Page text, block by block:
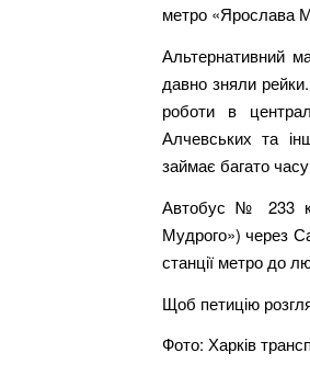
метро «Ярослава
Альтернативний
давно зняли
роботи в
Алчевських та
займає багато
Автобус № 233
Мудрого») через
станції метро до
Щоб петицію
Фото: Харків